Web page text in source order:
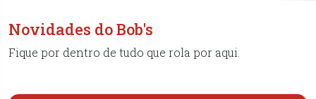
Novidades do Bob's
Fique por dentro de tudo que rola por aqui.